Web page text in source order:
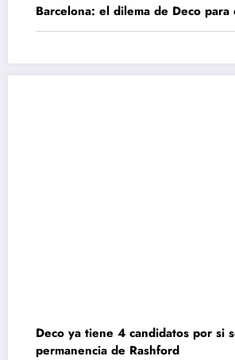
Barcelona: el dilema de Deco para
Deco ya tiene 4 candidatos por si
permanencia de Rashford